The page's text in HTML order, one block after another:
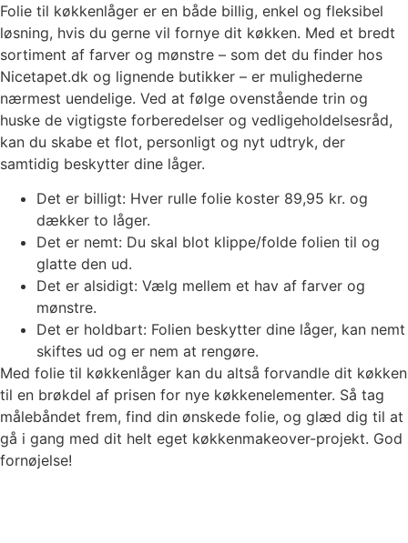
Folie til køkkenlåger er en både billig, enkel og fleksibel
løsning, hvis du gerne vil fornye dit køkken. Med et bredt
sortiment af farver og mønstre – som det du finder hos
Nicetapet.dk og lignende butikker – er mulighederne
nærmest uendelige. Ved at følge ovenstående trin og
huske de vigtigste forberedelser og vedligeholdelsesråd,
kan du skabe et flot, personligt og nyt udtryk, der
samtidig beskytter dine låger.
Det er billigt: Hver rulle folie koster 89,95 kr. og
dækker to låger.
Det er nemt: Du skal blot klippe/folde folien til og
glatte den ud.
Det er alsidigt: Vælg mellem et hav af farver og
mønstre.
Det er holdbart: Folien beskytter dine låger, kan nemt
skiftes ud og er nem at rengøre.
Med folie til køkkenlåger kan du altså forvandle dit køkken
til en brøkdel af prisen for nye køkkenelementer. Så tag
målebåndet frem, find din ønskede folie, og glæd dig til at
gå i gang med dit helt eget køkkenmakeover-projekt. God
fornøjelse!